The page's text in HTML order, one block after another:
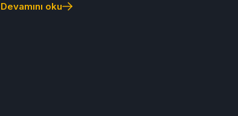
Devamını oku